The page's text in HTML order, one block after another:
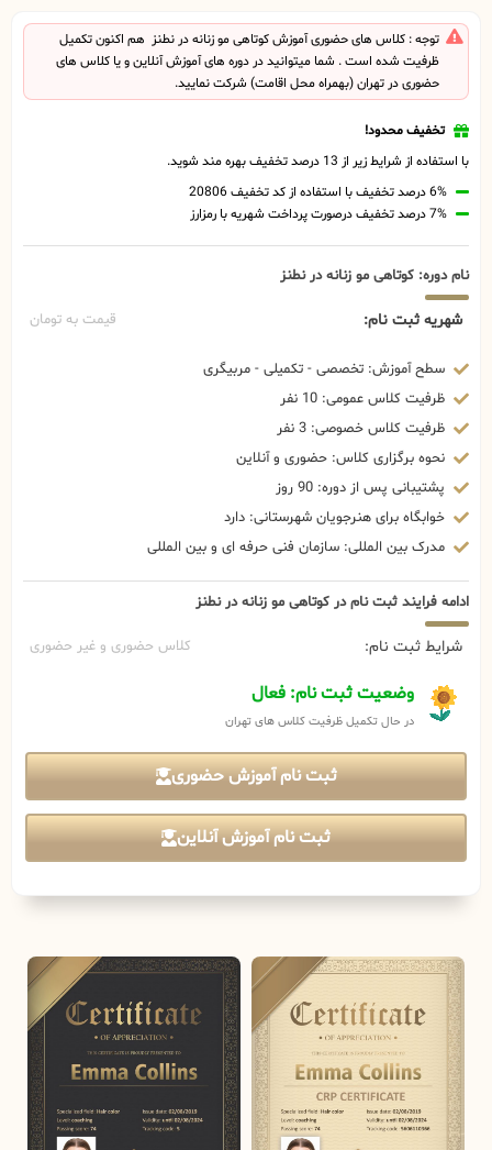
توجه : کلاس های حضوری آموزش کوتاهی مو زنانه در نطنز هم اکنون تکمیل
ظرفیت شده است . شما میتوانید در دوره های آموزش آنلاین و یا کلاس های
حضوری در تهران (بهمراه محل اقامت) شرکت نمایید.
تخفیف محدود!
با استفاده از شرایط زیر از 13 درصد تخفیف بهره مند شوید.
6% درصد تخفیف با استفاده از کد تخفیف 20806
7% درصد تخفیف درصورت پرداخت شهریه با رمزارز
نام دوره: کوتاهی مو زنانه در نطنز
شهریه ثبت نام: قیمت به تومان
سطح آموزش: تخصصی - تکمیلی - مربیگری
ظرفیت کلاس عمومی: 10 نفر
ظرفیت کلاس خصوصی: 3 نفر
نحوه برگزاری کلاس: حضوری و آنلاین
پشتیبانی پس از دوره: 90 روز
خوابگاه برای هنرجویان شهرستانی: دارد
مدرک بین المللی: سازمان فنی حرفه ای و بین المللی
ادامه فرایند ثبت نام در کوتاهی مو زنانه در نطنز
شرایط ثبت نام: کلاس حضوری و غیر حضوری
وضعیت ثبت نام: فعال
در حال تکمیل ظرفیت کلاس های تهران
ثبت نام آموزش حضوری
ثبت نام آموزش آنلاین